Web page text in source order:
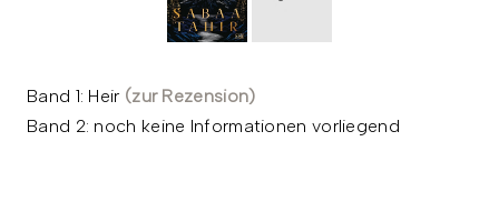
Band 1: Heir (zur Rezension)
Band 2: noch keine Informationen vorliegend